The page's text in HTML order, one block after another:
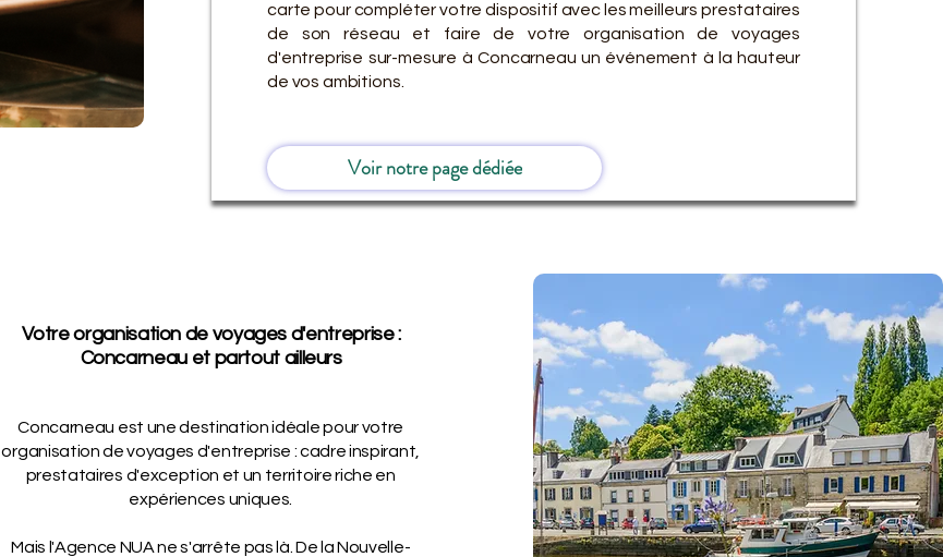
carte pour compléter votre dispositif avec les meilleurs prestataires
de son réseau et faire de votre organisation de voyages
d'entreprise sur-mesure à Concarneau un événement à la hauteur
de vos ambitions.
Voir notre page dédiée
Votre organisation de voyages d'entreprise :
Concarneau et partout ailleurs
Concarneau est une destination idéale pour votre
organisation de voyages d'entreprise : cadre inspirant,
prestataires d'exception et un territoire riche en
expériences uniques.
Mais l'Agence NUA ne s'arrête pas là. De la Nouvelle-